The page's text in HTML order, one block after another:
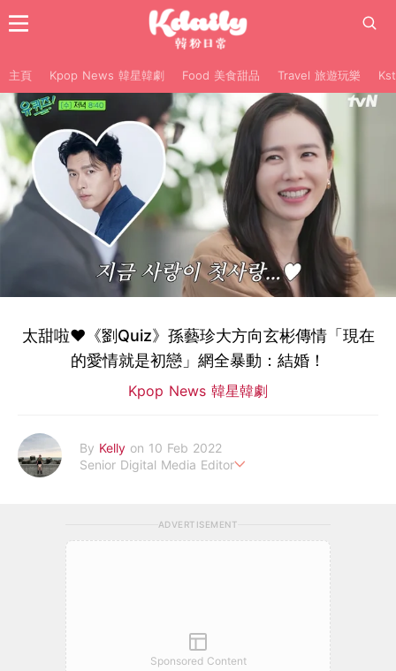
主頁 Kpop News 韓星韓劇 Food 美食甜品 Travel 旅遊玩樂
太甜啦♥《劉Quiz》孫藝珍大方向玄彬傳情「現在
的愛情就是初戀」網全暴動：結婚！
Kpop News 韓星韓劇
By Kelly on 10 Feb 2022
Senior Digital Media Editor
ADVERTISEMENT
Sponsored Content